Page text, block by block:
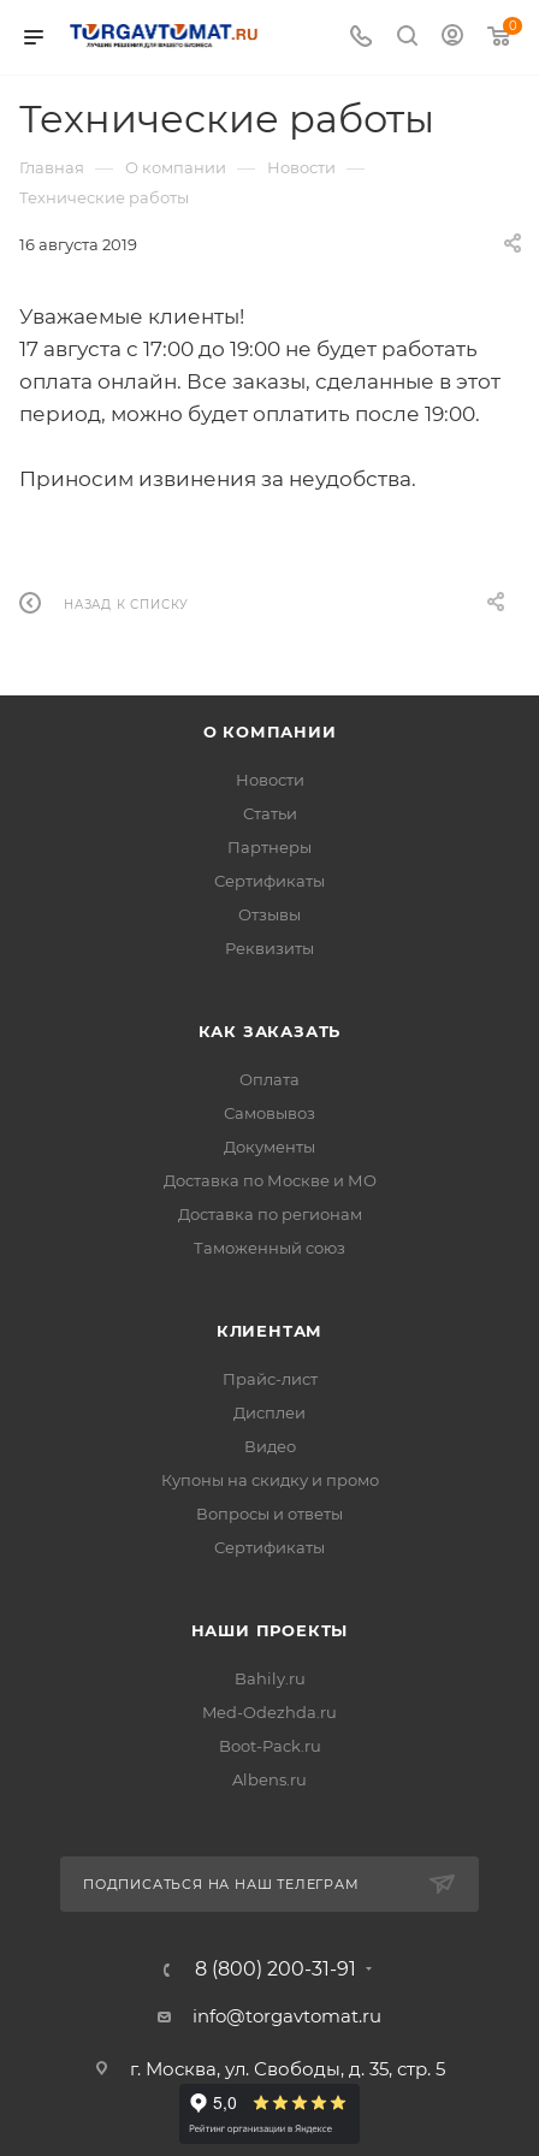
0
Технические работы
Главная — О компании — Новости —
Технические работы
16 августа 2019
Уважаемые клиенты!
17 августа с 17:00 до 19:00 не будет работать
оплата онлайн. Все заказы, сделанные в этот
период, можно будет оплатить после 19:00.
Приносим извинения за неудобства.
НАЗАД К СПИСКУ
О КОМПАНИИ
Новости
Статьи
Партнеры
Сертификаты
Отзывы
Реквизиты
КАК ЗАКАЗАТЬ
Оплата
Самовывоз
Документы
Доставка по Москве и МО
Доставка по регионам
Таможенный союз
КЛИЕНТАМ
Прайс-лист
Дисплеи
Видео
Купоны на скидку и промо
Вопросы и ответы
Сертификаты
НАШИ ПРОЕКТЫ
Bahily.ru
Med-Odezhda.ru
Boot-Pack.ru
Albens.ru
ПОДПИСАТЬСЯ НА НАШ ТЕЛЕГРАМ
8 (800) 200-31-91
info@torgavtomat.ru
г. Москва, ул. Свободы, д. 35, стр. 5